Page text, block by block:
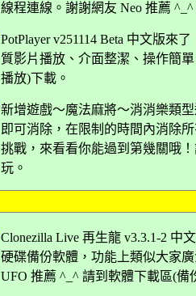
線程連線。謝謝網友 Neo 推薦
PotPlayer v251114 Beta 中文版來
質影片播放、介面整潔、操作簡
播放)下載。
新增遊戲～魔法麻將～消消樂類
即可消除，在限制的時間內消除
挑戰，來看看你能過到第幾關哦
玩。
Clonezilla Live 再生龍 v3.3.1-2 中
硬碟備份軟體，功能上類似大家
UFO 推薦 ^_^ 請到軟體下載區(備